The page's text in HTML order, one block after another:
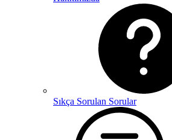
Sıkça Sorulan Sorular